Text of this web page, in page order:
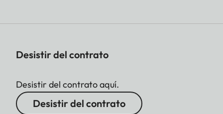
Desistir del contrato
Desistir del contrato aquí.
Desistir del contrato